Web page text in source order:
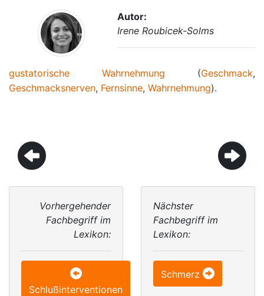
Autor:
Irene Roubicek-Solms
gustatorische Wahrnehmung (Geschmack,
Geschmacksnerven, Fernsinne, Wahrnehmung).
Vorhergehender
Fachbegriff im
Lexikon:
Schlußinterventionen
Nächster
Fachbegriff im
Lexikon:
Schmerz